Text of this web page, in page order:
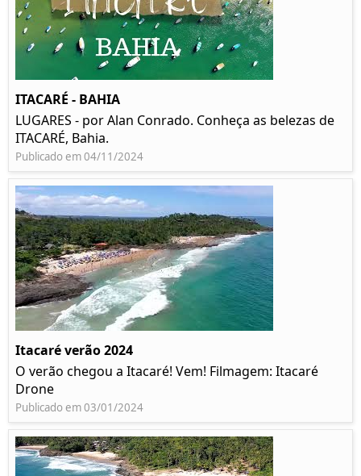
ITACARÉ - BAHIA
LUGARES - por Alan Conrado. Conheça as belezas de
ITACARÉ, Bahia.
Publicado em 04/11/2024
Itacaré verão 2024
O verão chegou a Itacaré! Vem! Filmagem: Itacaré
Drone
Publicado em 03/01/2024